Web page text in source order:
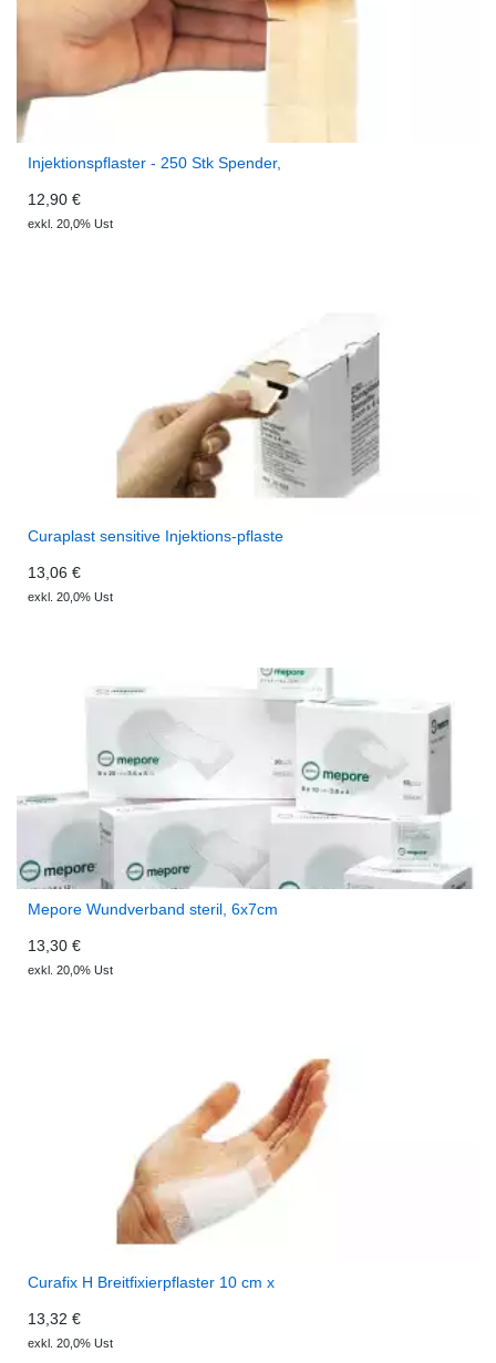
Injektionspflaster - 250 Stk Spender,
12,90 €
exkl. 20,0% Ust
Curaplast sensitive Injektions-pflaste
13,06 €
exkl. 20,0% Ust
Mepore Wundverband steril, 6x7cm
13,30 €
exkl. 20,0% Ust
Curafix H Breitfixierpflaster 10 cm x
13,32 €
exkl. 20,0% Ust